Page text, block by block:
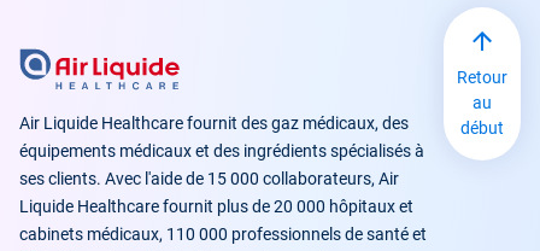
Air Liquide Healthcare fournit des gaz médicaux, des
équipements médicaux et des ingrédients spécialisés à
ses clients. Avec l'aide de 15 000 collaborateurs, Air
Liquide Healthcare fournit plus de 20 000 hôpitaux et
cabinets médicaux, 110 000 professionnels de santé et
Retour
au
début